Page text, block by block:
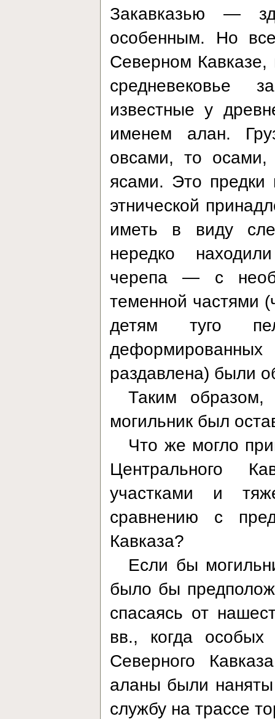
Закавказью —
особенным. Но
Северном
средневековье
известные у
именем алан.
овсами, то
ясами. Это предки
этнической
иметь в виду
нередко
черепа — с
теменной частями
детям туго
раздавлена) были
Таким образом,
могильник был
Что же могло
Центрального
участками и
сравнению с
Кавказа?
Если бы
было бы
спасаясь от
вв., когда особых
Северного
аланы были
службу на трассе